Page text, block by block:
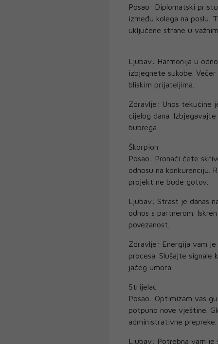
Posao: Diplomatski
između kolega na poslu.
uključene strane u
Ljubav: Harmonija u
izbjegnete sukobe.
bliskim prijateljima.
Zdravlje: Unos tekućine
cijelog dana.
bubrega.
Škorpion
Posao: Pronaći ćete
odnosu na
projekt ne bude gotov.
Ljubav: Strast je danas
odnos s partnerom.
povezanost.
Zdravlje: Energija vam
procesa. Slušajte
jačeg umora.
Strijelac
Posao: Optimizam vas
potpuno nove vještine.
administrativne prepreke.
Ljubav: Potrebna vam je